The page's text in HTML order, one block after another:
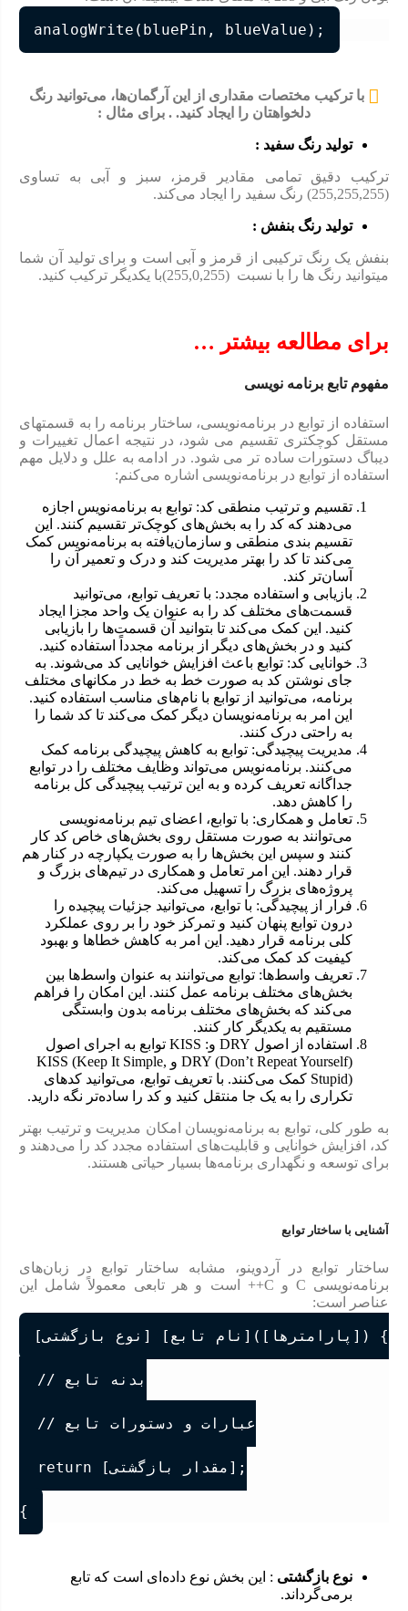
با ترکیب مختصات مقداری از این آرگمان‌ها، می‌توانید رنگ
دلخواهتان را ایجاد کنید. . برای مثال :
تولید رنگ سفید :
ترکیب دقیق تمامی مقادیر قرمز، سبز و آبی به تساوی
(255,255,255) رنگ سفید را ایجاد می‌کند.
تولید رنگ بنفش :
بنفش یک رنگ ترکیبی از قرمز و آبی است و برای تولید آن شما
میتوانید رنگ ها را با نسبت (255,0,255)با یکدیگر ترکیب کنید.
برای مطالعه بیشتر …
مفهوم تابع برنامه نویسی
استفاده از توابع در برنامه‌نویسی، ساختار برنامه را به قسمتهای
مستقل کوچکتری تقسیم می شود، در نتیجه اعمال تغییرات و
دیباگ دستورات ساده تر می شود. در ادامه به علل و دلایل مهم
استفاده از توابع در برنامه‌نویسی اشاره می‌کنم:
تقسیم و ترتیب منطقی کد: توابع به برنامه‌نویس اجازه
می‌دهند که کد را به بخش‌های کوچک‌تر تقسیم کنند. این
تقسیم بندی منطقی و سازمان‌یافته به برنامه‌نویس کمک
می‌کند تا کد را بهتر مدیریت کند و درک و تعمیر آن را
آسان‌تر کند.
بازیابی و استفاده مجدد: با تعریف توابع، می‌توانید
قسمت‌های مختلف کد را به عنوان یک واحد مجزا ایجاد
کنید. این کمک می‌کند تا بتوانید آن قسمت‌ها را بازیابی
کنید و در بخش‌های دیگر از برنامه مجدداً استفاده کنید.
خوانایی کد: توابع باعث افزایش خوانایی کد می‌شوند. به
جای نوشتن کد به صورت خط به خط در مکانهای مختلف
برنامه، می‌توانید از توابع با نام‌های مناسب استفاده کنید.
این امر به برنامه‌نویسان دیگر کمک می‌کند تا کد شما را
به راحتی درک کنند.
مدیریت پیچیدگی: توابع به کاهش پیچیدگی برنامه کمک
می‌کنند. برنامه‌نویس می‌تواند وظایف مختلف را در توابع
جداگانه تعریف کرده و به این ترتیب پیچیدگی کل برنامه
را کاهش دهد.
تعامل و همکاری: با توابع، اعضای تیم برنامه‌نویسی
می‌توانند به صورت مستقل روی بخش‌های خاص کد کار
کنند و سپس این بخش‌ها را به صورت یکپارچه در کنار هم
قرار دهند. این امر تعامل و همکاری در تیم‌های بزرگ و
پروژه‌های بزرگ را تسهیل می‌کند.
فرار از پیچیدگی: با توابع، می‌توانید جزئیات پیچیده را
درون توابع پنهان کنید و تمرکز خود را بر روی عملکرد
کلی برنامه قرار دهید. این امر به کاهش خطاها و بهبود
کیفیت کد کمک می‌کند.
تعریف واسط‌ها: توابع می‌توانند به عنوان واسط‌ها بین
بخش‌های مختلف برنامه عمل کنند. این امکان را فراهم
می‌کند که بخش‌های مختلف برنامه بدون وابستگی
مستقیم به یکدیگر کار کنند.
استفاده از اصول DRY و: KISS توابع به اجرای اصول
DRY (Don’t Repeat Yourself) و KISS (Keep It Simple,
Stupid) کمک می‌کنند. با تعریف توابع، می‌توانید کدهای
تکراری را به یک جا منتقل کنید و کد را ساده‌تر نگه دارید.
به طور کلی، توابع به برنامه‌نویسان امکان مدیریت و ترتیب بهتر
کد، افزایش خوانایی و قابلیت‌های استفاده مجدد کد را می‌دهند و
برای توسعه و نگهداری برنامه‌ها بسیار حیاتی هستند.
آشنایی با ساختار توابع
ساختار توابع در آردوینو، مشابه ساختار توابع در زبان‌های
برنامه‌نویسی C و C++ است و هر تابعی معمولاً شامل این
عناصر است:
[نوع بازگشتی] [نام تابع]([پارامترها]) {
  // بدنه تابع
  // عبارات و دستورات تابع
  return [مقدار بازگشتی];
{
نوع بازگشتی : این بخش نوع داده‌ای است که تابع
برمی‌گرداند.